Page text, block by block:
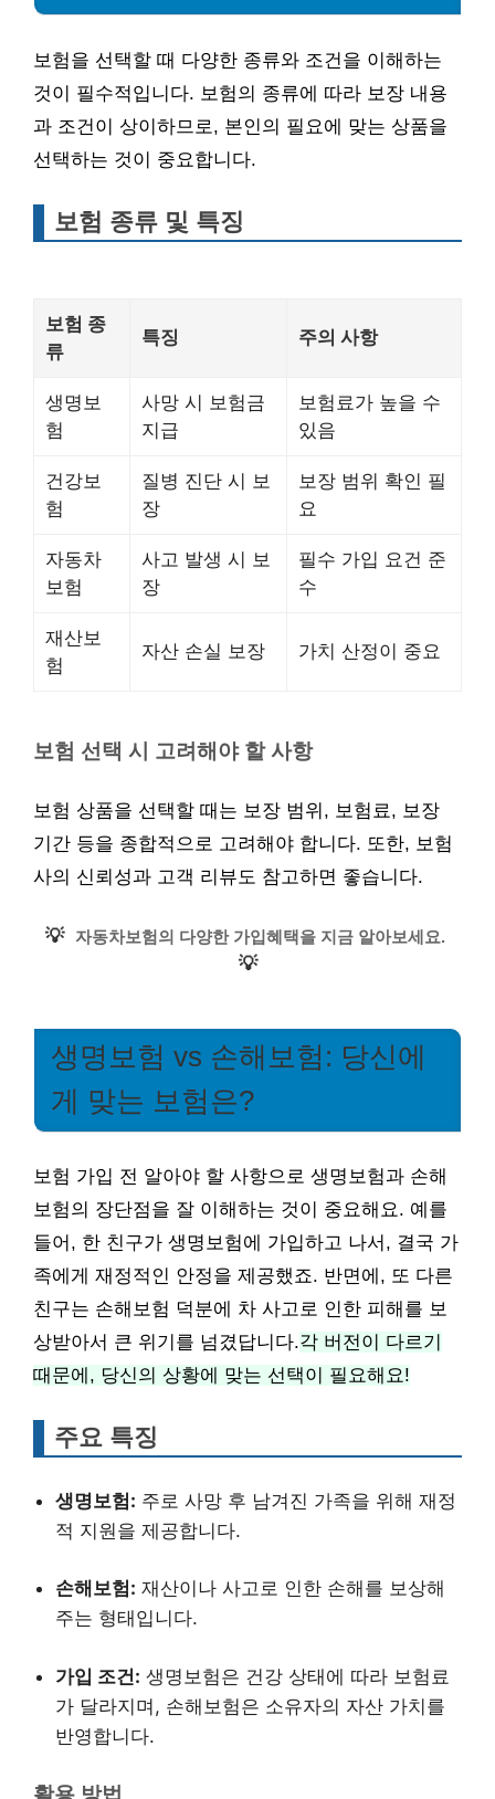
보험을 선택할 때 다양한 종류와 조건을 이해하는
것이 필수적입니다. 보험의 종류에 따라 보장 내용
과 조건이 상이하므로, 본인의 필요에 맞는 상품을
선택하는 것이 중요합니다.
보험 종류 및 특징
보험 종
류
특징 주의 사항
생명보
험
사망 시 보험금
지급
보험료가 높을 수
있음
건강보
험
질병 진단 시 보
장
보장 범위 확인 필
요
자동차
보험
사고 발생 시 보
장
필수 가입 요건 준
수
재산보
험
자산 손실 보장 가치 산정이 중요
보험 선택 시 고려해야 할 사항
보험 상품을 선택할 때는 보장 범위, 보험료, 보장
기간 등을 종합적으로 고려해야 합니다. 또한, 보험
사의 신뢰성과 고객 리뷰도 참고하면 좋습니다.
💡 자동차보험의 다양한 가입혜택을 지금 알아보세요.
💡
생명보험 vs 손해보험: 당신에
게 맞는 보험은?
보험 가입 전 알아야 할 사항으로 생명보험과 손해
보험의 장단점을 잘 이해하는 것이 중요해요. 예를
들어, 한 친구가 생명보험에 가입하고 나서, 결국 가
족에게 재정적인 안정을 제공했죠. 반면에, 또 다른
친구는 손해보험 덕분에 차 사고로 인한 피해를 보
상받아서 큰 위기를 넘겼답니다.각 버전이 다르기
때문에, 당신의 상황에 맞는 선택이 필요해요!
주요 특징
생명보험: 주로 사망 후 남겨진 가족을 위해 재정
적 지원을 제공합니다.
손해보험: 재산이나 사고로 인한 손해를 보상해
주는 형태입니다.
가입 조건: 생명보험은 건강 상태에 따라 보험료
가 달라지며, 손해보험은 소유자의 자산 가치를
반영합니다.
활용 방법